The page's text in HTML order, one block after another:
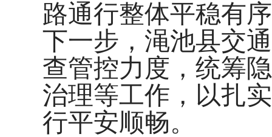
路通行整体平稳有
下一步，渑池县交
查管控力度，统筹
治理等工作，以扎
行平安顺畅。